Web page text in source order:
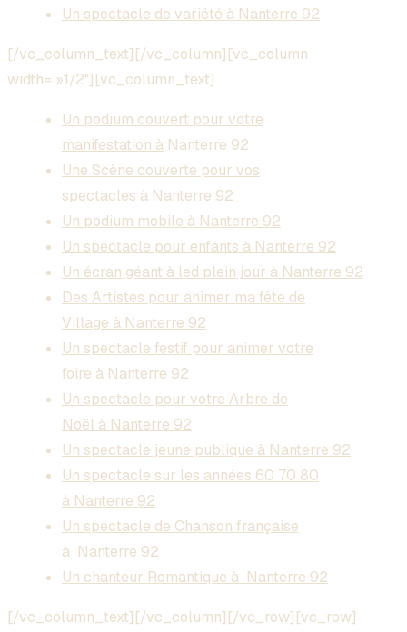
Un spectacle de variété à Nanterre 92
[/vc_column_text][/vc_column][vc_column
width= »1/2″][vc_column_text]
Un podium couvert pour votre
manifestation à Nanterre 92
Une Scène couverte pour vos
spectacles à Nanterre 92
Un podium mobile à Nanterre 92
Un spectacle pour enfants à Nanterre 92
Un écran géant à led plein jour à Nanterre 92
Des Artistes pour animer ma fête de
Village à Nanterre 92
Un spectacle festif pour animer votre
foire à Nanterre 92
Un spectacle pour votre Arbre de
Noël à Nanterre 92
Un spectacle jeune publique à Nanterre 92
Un spectacle sur les années 60 70 80
à Nanterre 92
Un spectacle de Chanson française
à Nanterre 92
Un chanteur Romantique à Nanterre 92
[/vc_column_text][/vc_column][/vc_row][vc_row]